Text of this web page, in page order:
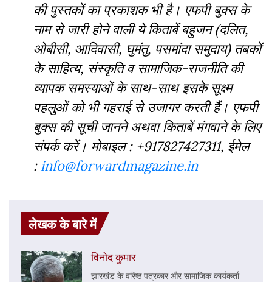
की पुस्‍तकों का प्रकाशक भी है। एफपी बुक्‍स के
नाम से जारी होने वाली ये किताबें बहुजन (दलित,
ओबीसी, आदिवासी, घुमंतु, पसमांदा समुदाय) तबकों
के साहित्‍य, संस्‍क‍ृति व सामाजिक-राजनीति की
व्‍यापक समस्‍याओं के साथ-साथ इसके सूक्ष्म
पहलुओं को भी गहराई से उजागर करती हैं। एफपी
बुक्‍स की सूची जानने अथवा किताबें मंगवाने के लिए
संपर्क करें। मोबाइल : +917827427311, ईमेल
: info@forwardmagazine.in
लेखक के बारे में
विनोद कुमार
झारखंड के वरिष्ठ पत्रकार और सामाजिक कार्यकर्ता